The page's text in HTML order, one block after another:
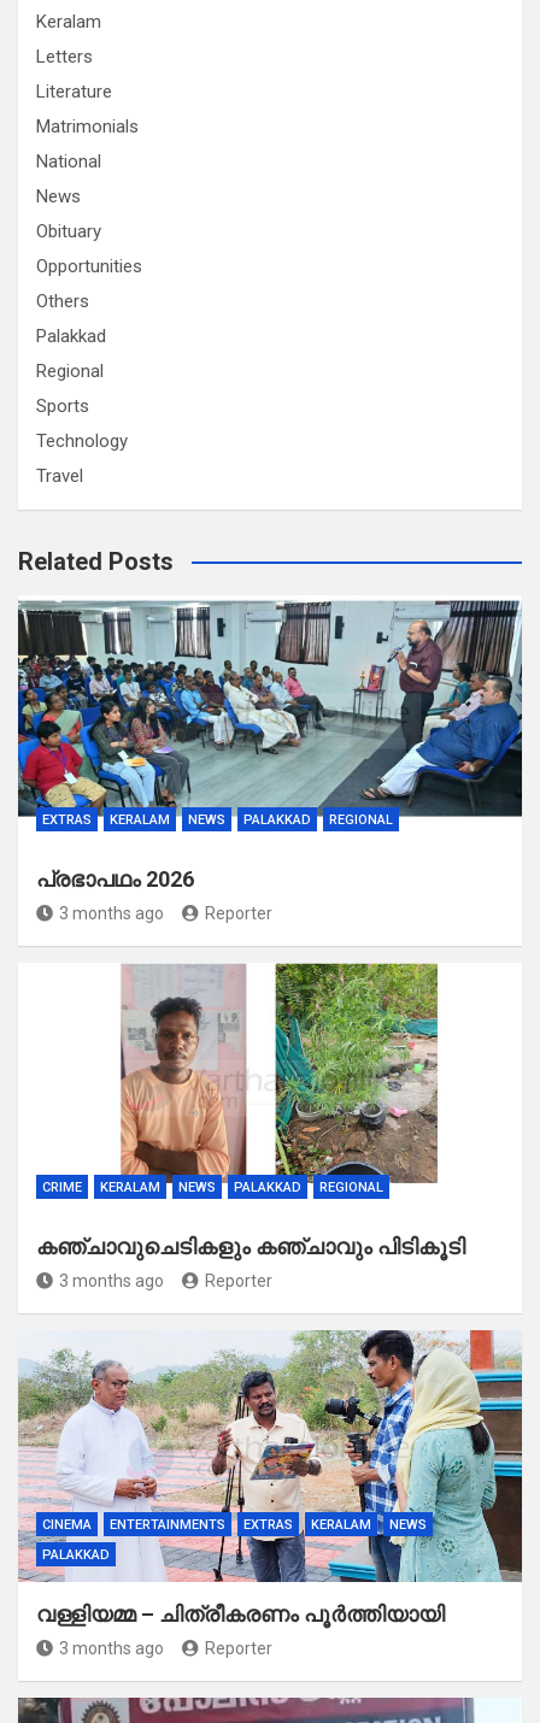
Keralam
Letters
Literature
Matrimonials
National
News
Obituary
Opportunities
Others
Palakkad
Regional
Sports
Technology
Travel
Related Posts
EXTRAS KERALAM NEWS PALAKKAD REGIONAL
പ്രഭാപഥം 2026
3 months ago Reporter
CRIME KERALAM NEWS PALAKKAD REGIONAL
കഞ്ചാവുചെടികളും കഞ്ചാവും പിടികൂടി
3 months ago Reporter
CINEMA ENTERTAINMENTS EXTRAS KERALAM
NEWS
PALAKKAD
വള്ളിയമ്മ – ചിത്രീകരണം പൂർത്തിയായി
3 months ago Reporter